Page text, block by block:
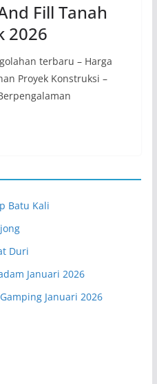
Fill Tanah
2026
terbaru – Harga
Proyek Konstruksi –
Batu Kali
Duri
Januari 2026
Januari 2026